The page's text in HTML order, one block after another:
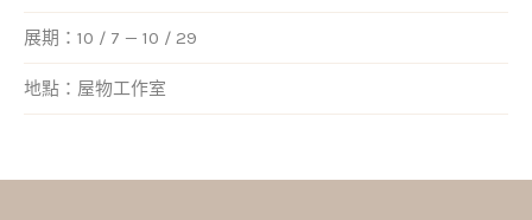
展期：10 / 7 — 10 / 29
地點：屋物工作室